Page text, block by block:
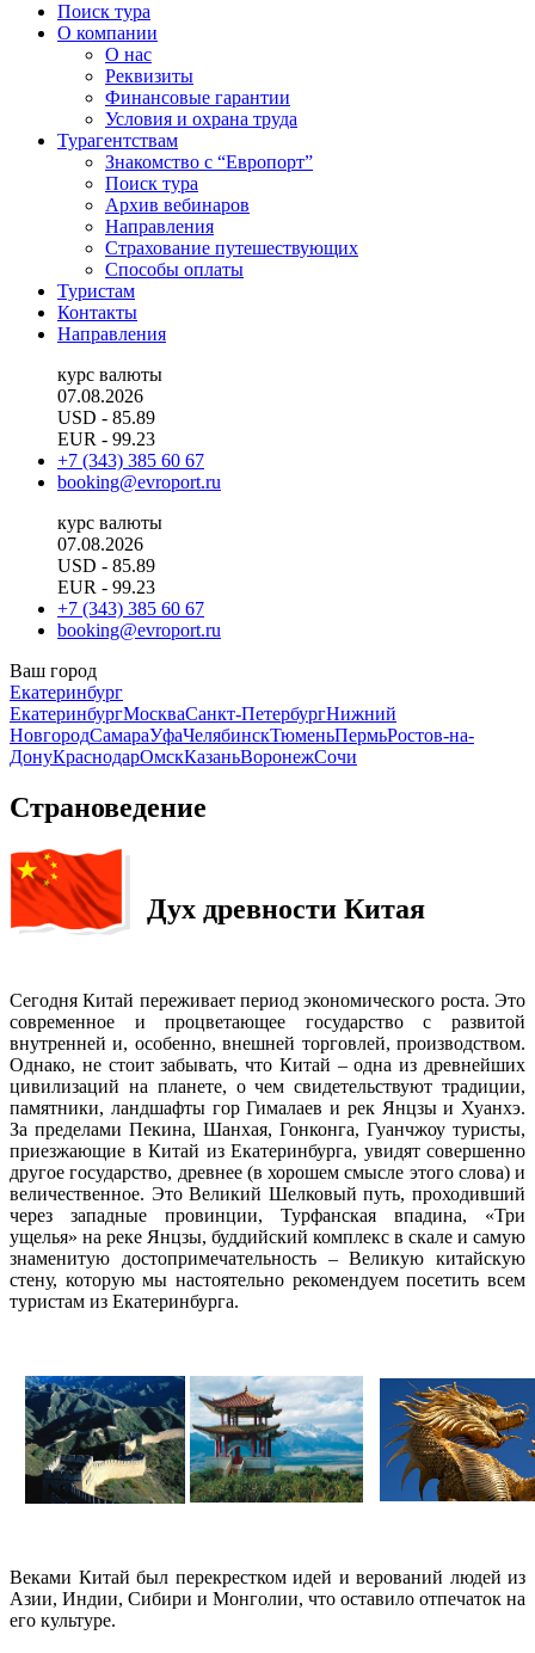
Поиск тура
О компании
О нас
Реквизиты
Финансовые гарантии
Условия и охрана труда
Турагентствам
Знакомство с “Европорт”
Поиск тура
Архив вебинаров
Направления
Страхование путешествующих
Способы оплаты
Туристам
Контакты
Направления
курс валюты
07.08.2026
USD - 85.89
EUR - 99.23
+7 (343) 385 60 67
booking@evroport.ru
курс валюты
07.08.2026
USD - 85.89
EUR - 99.23
+7 (343) 385 60 67
booking@evroport.ru
Ваш город
Екатеринбург
ЕкатеринбургМоскваСанкт-ПетербургНижний
НовгородСамараУфаЧелябинскТюменьПермьРостов-на-
ДонуКраснодарОмскКазаньВоронежСочи
Страноведение
Дух древности Китая
Сегодня Китай переживает период экономического роста. Это
современное и процветающее государство с развитой
внутренней и, особенно, внешней торговлей, производством.
Однако, не стоит забывать, что Китай – одна из древнейших
цивилизаций на планете, о чем свидетельствуют традиции,
памятники, ландшафты гор Гималаев и рек Янцзы и Хуанхэ.
За пределами Пекина, Шанхая, Гонконга, Гуанчжоу туристы,
приезжающие в Китай из Екатеринбурга, увидят совершенно
другое государство, древнее (в хорошем смысле этого слова) и
величественное. Это Великий Шелковый путь, проходивший
через западные провинции, Турфанская впадина, «Три
ущелья» на реке Янцзы, буддийский комплекс в скале и самую
знаменитую достопримечательность – Великую китайскую
стену, которую мы настоятельно рекомендуем посетить всем
туристам из Екатеринбурга.
Веками Китай был перекрестком идей и верований людей из
Азии, Индии, Сибири и Монголии, что оставило отпечаток на
его культуре.